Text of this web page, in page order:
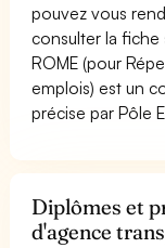
pouvez vous
consulter la fiche
ROME (pour
emplois) est un
précise par Pôle
Diplômes et
d'agence